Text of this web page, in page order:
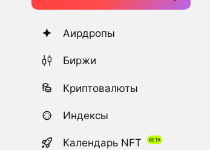
Аирдропы
Биржи
Криптовалюты
Индексы
Календарь NFT